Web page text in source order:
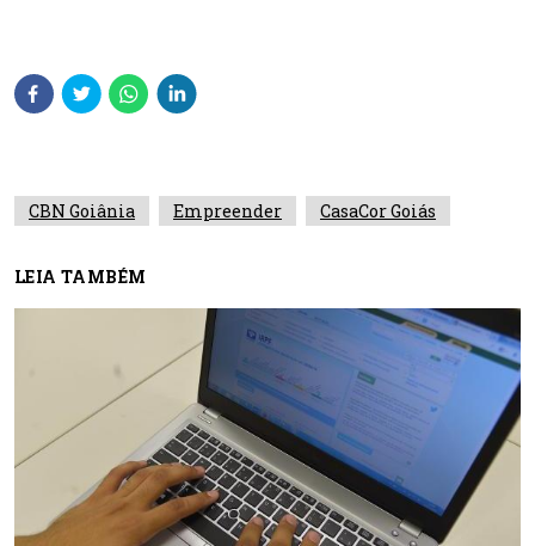
CBN Goiânia Empreender CasaCor Goiás
LEIA TAMBÉM